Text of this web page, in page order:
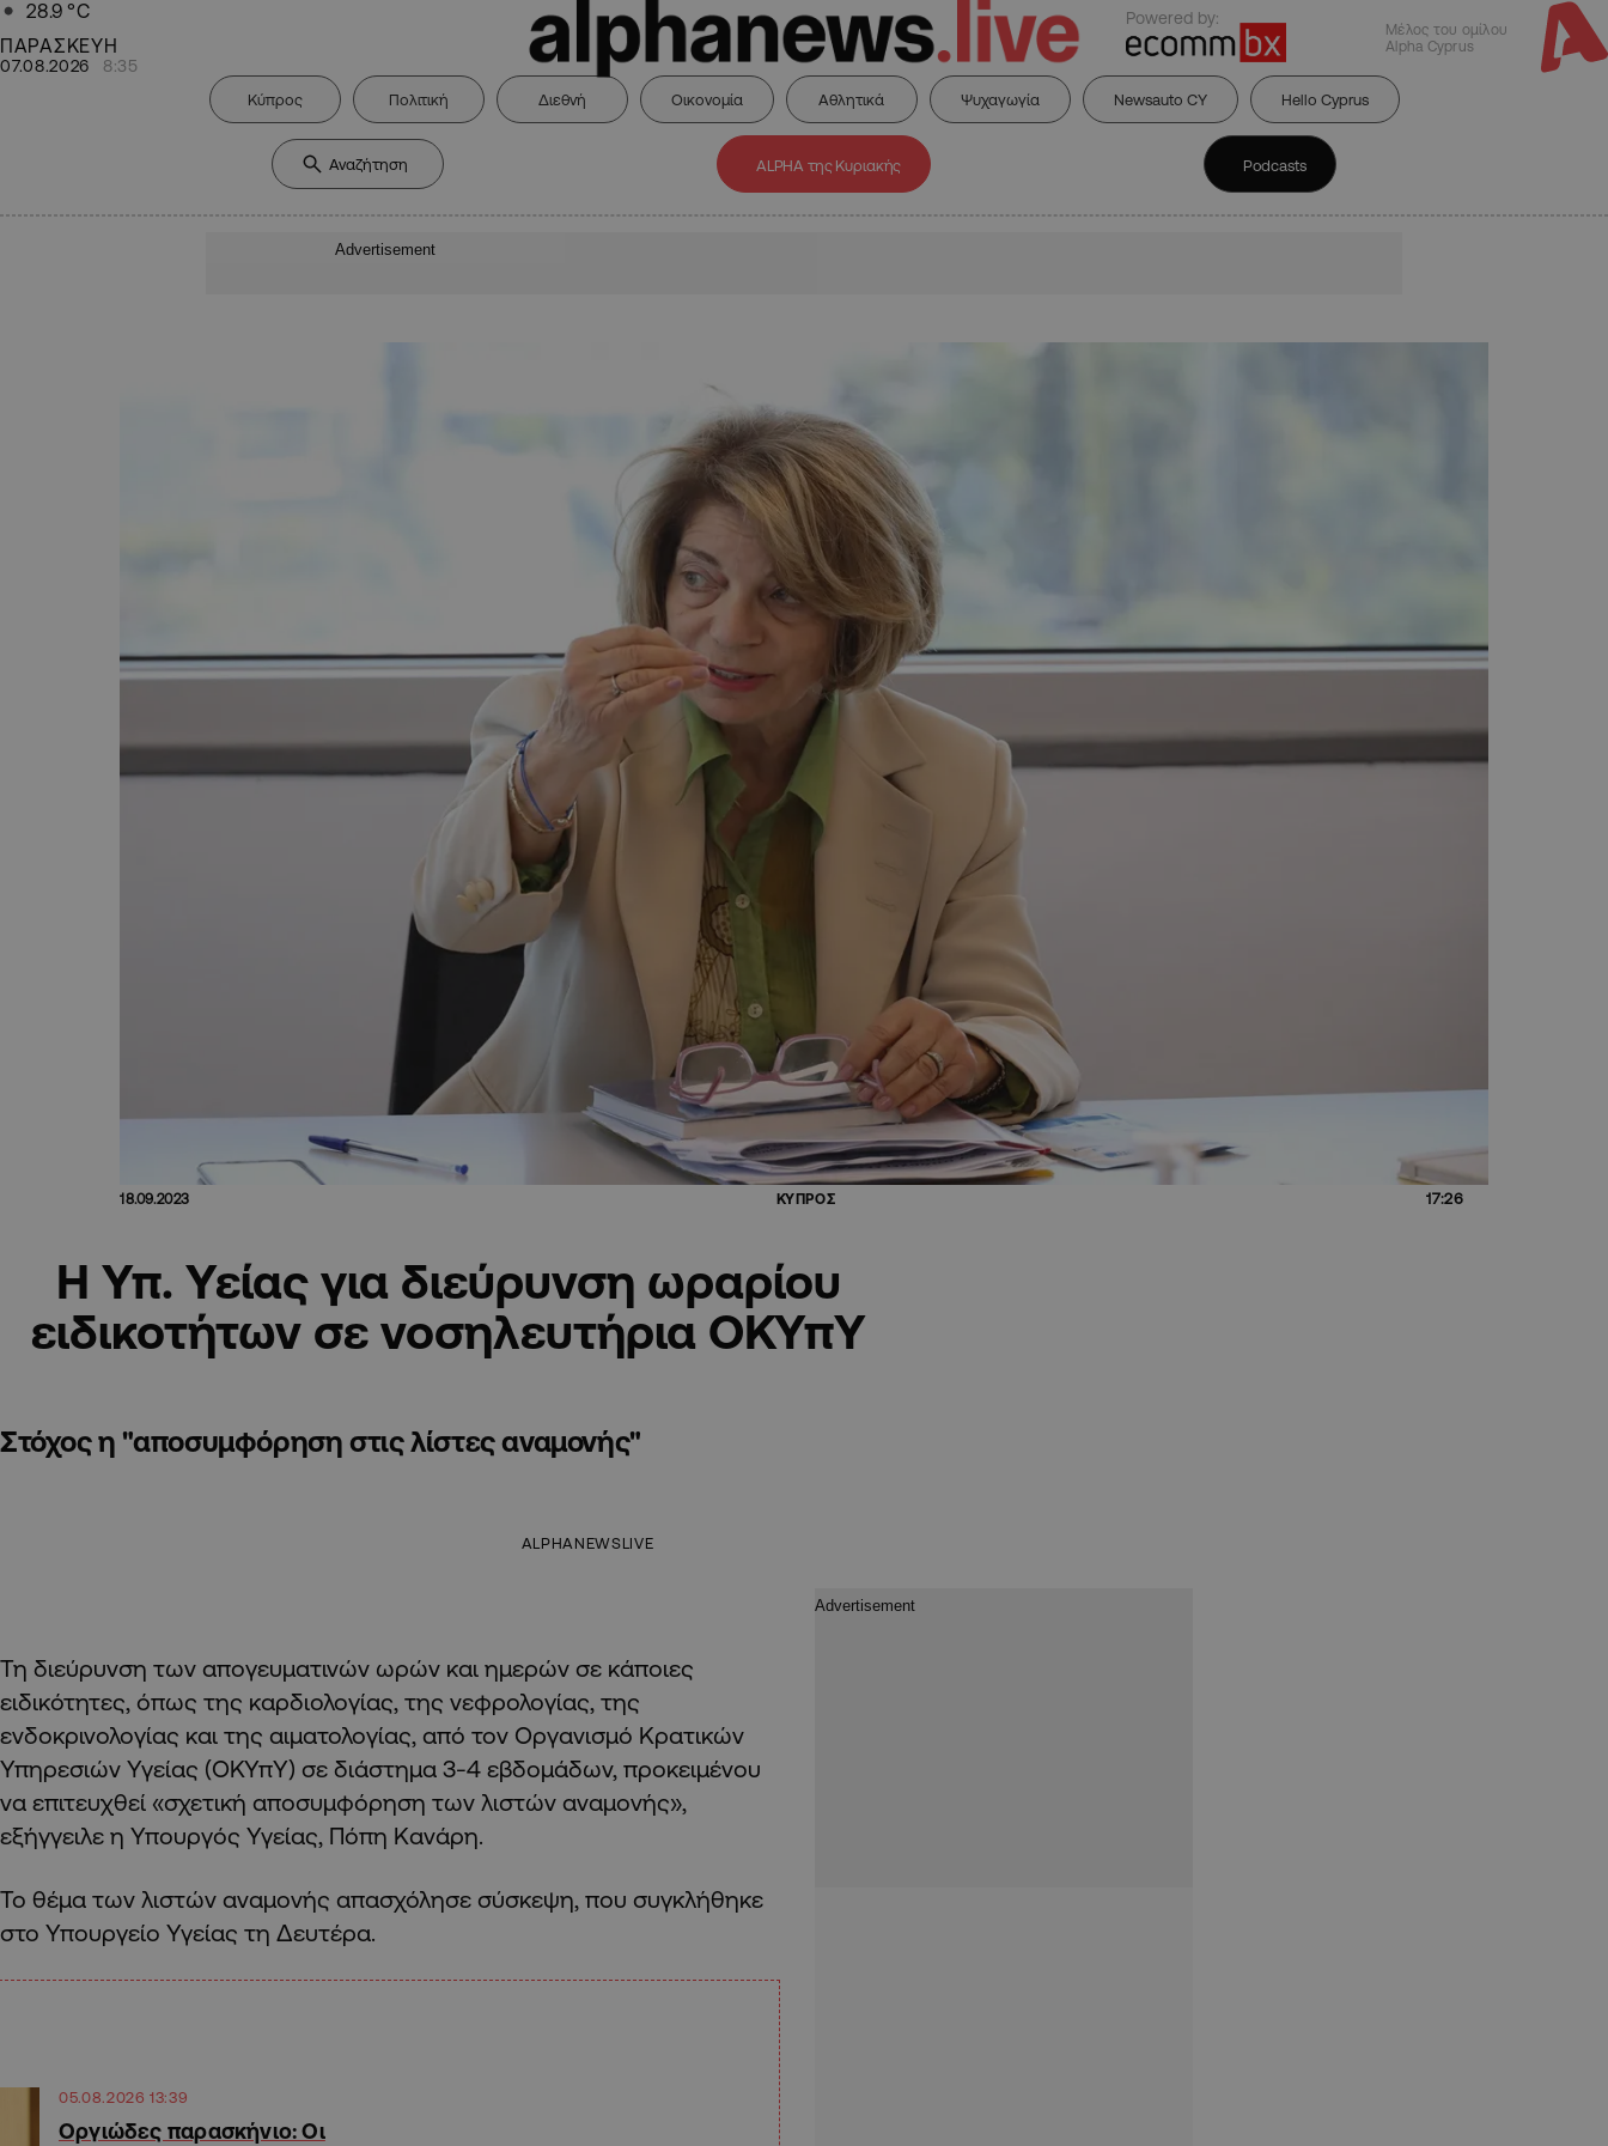
28.9 °C
ΠΑΡΑΣΚΕΥΗ
07.08.2026 8:35
Powered by:
Μέλος του ομίλου
Alpha Cyprus
Κύπρος Πολιτική Διεθνή Οικονομία Αθλητικά Ψυχαγωγία Newsauto CY Hello Cyprus
ALPHA της Κυριακής Podcasts
Advertisement
18.09.2023 ΚΥΠΡΟΣ 17:26
Η Υπ. Υείας για διεύρυνση ωραρίου
ειδικοτήτων σε νοσηλευτήρια ΟΚΥπΥ
Στόχος η "αποσυμφόρηση στις λίστες αναμονής"
ALPHANEWSLIVE
Τη διεύρυνση των απογευματινών ωρών και ημερών σε κάποιες
ειδικότητες, όπως της καρδιολογίας, της νεφρολογίας, της
ενδοκρινολογίας και της αιματολογίας, από τον Οργανισμό Κρατικών
Υπηρεσιών Υγείας (ΟΚΥπΥ) σε διάστημα 3-4 εβδομάδων, προκειμένου
να επιτευχθεί «σχετική αποσυμφόρηση των λιστών αναμονής»,
εξήγγειλε η Υπουργός Υγείας, Πόπη Κανάρη.
Το θέμα των λιστών αναμονής απασχόλησε σύσκεψη, που συγκλήθηκε
στο Υπουργείο Υγείας τη Δευτέρα.
05.08.2026 13:39
Οργιώδες παρασκήνιο: Οι